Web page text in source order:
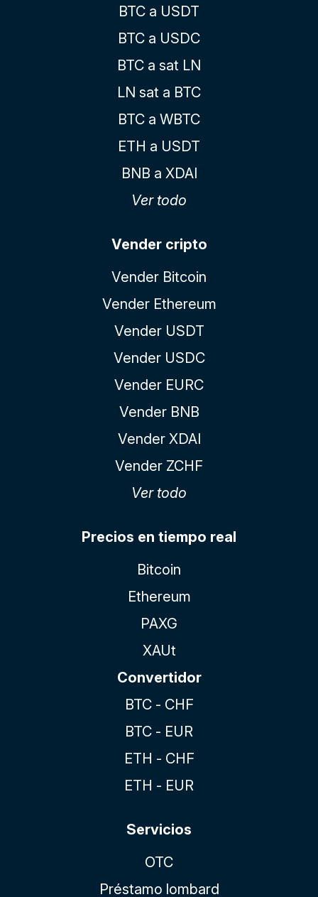
BTC a USDT
BTC a USDC
BTC a sat LN
LN sat a BTC
BTC a WBTC
ETH a USDT
BNB a XDAI
Ver todo
Vender cripto
Vender Bitcoin
Vender Ethereum
Vender USDT
Vender USDC
Vender EURC
Vender BNB
Vender XDAI
Vender ZCHF
Ver todo
Precios en tiempo real
Bitcoin
Ethereum
PAXG
XAUt
Convertidor
BTC - CHF
BTC - EUR
ETH - CHF
ETH - EUR
Servicios
OTC
Préstamo lombard